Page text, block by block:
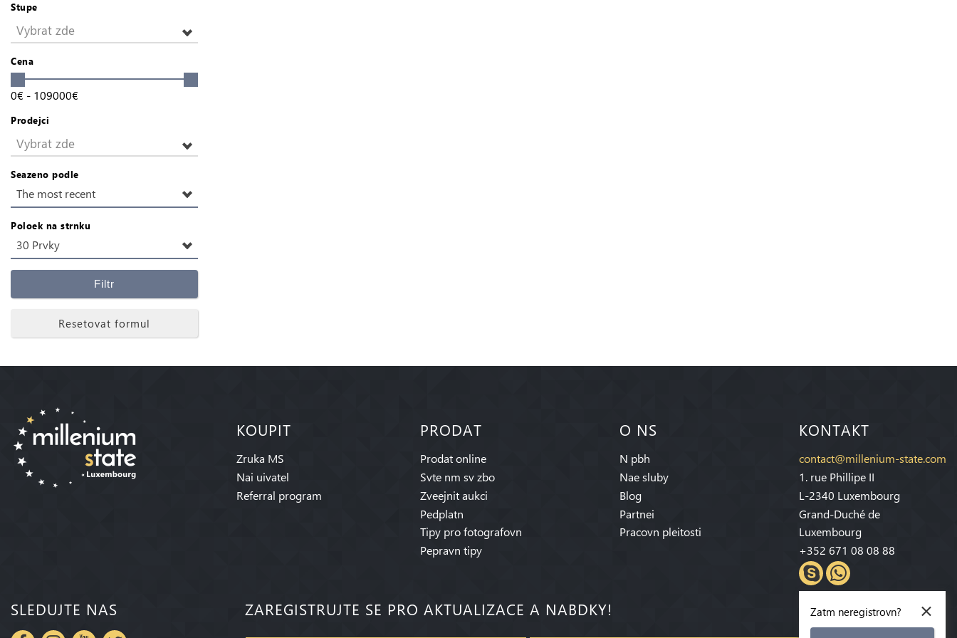
Stupe
Vybrat zde
Cena
0€ - 109000€
Prodejci
Vybrat zde
Seazeno podle
The most recent
Poloek na strnku
30 Prvky
Filtr
Resetovat formul
KOUPIT
Zruka MS
Nai uivatel
Referral program
PRODAT
Prodat online
Svte nm sv zbo
Zveejnit aukci
Pedplatn
Tipy pro fotografovn
Pepravn tipy
O NS
N pbh
Nae sluby
Blog
Partnei
Pracovn pleitosti
KONTAKT
contact@millenium-state.com
1. rue Phillipe II
L-2340 Luxembourg
Grand-Duché de
Luxembourg
+352 671 08 08 88
SLEDUJTE NAS ZAREGISTRUJTE SE PRO AKTUALIZACE A NABDKY! ×
Zatm neregistrovn?